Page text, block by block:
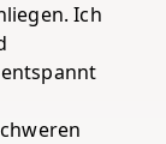
Ich